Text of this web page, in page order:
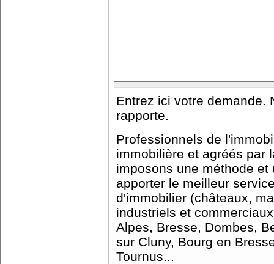
Entrez ici votre demande.
rapporte.
Professionnels de
immobilière et agréés par
imposons une méthode
apporter le meilleur
d'immobilier (châteaux,
industriels et
Alpes, Bresse, Dombes,
sur Cluny, Bourg en
Tournus...